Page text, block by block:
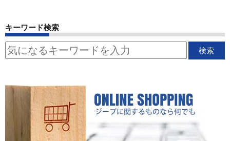
キーワード検索